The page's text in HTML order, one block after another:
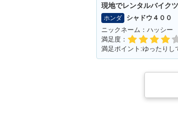
現地でレンタルバイク
ホンダ
シャドウ４００
ニックネーム：ハッシー
満足度：
満足ポイント:ゆったりし